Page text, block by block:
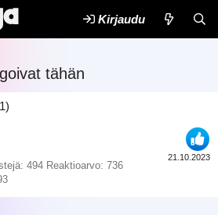
Kirjaudu
tähän
21.10.2023
494 Reaktioarvo 736